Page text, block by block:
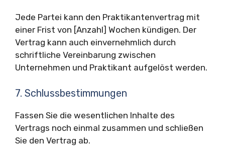
Jede Partei kann den Praktikantenvertrag mit
einer Frist von [Anzahl] Wochen kündigen. Der
Vertrag kann auch einvernehmlich durch
schriftliche Vereinbarung zwischen
Unternehmen und Praktikant aufgelöst werden.
7. Schlussbestimmungen
Fassen Sie die wesentlichen Inhalte des
Vertrags noch einmal zusammen und schließen
Sie den Vertrag ab.